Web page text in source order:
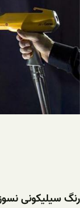
رنگ سیلیکونی